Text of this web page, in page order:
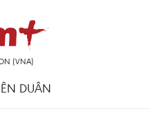
(VNA)
DUÂN